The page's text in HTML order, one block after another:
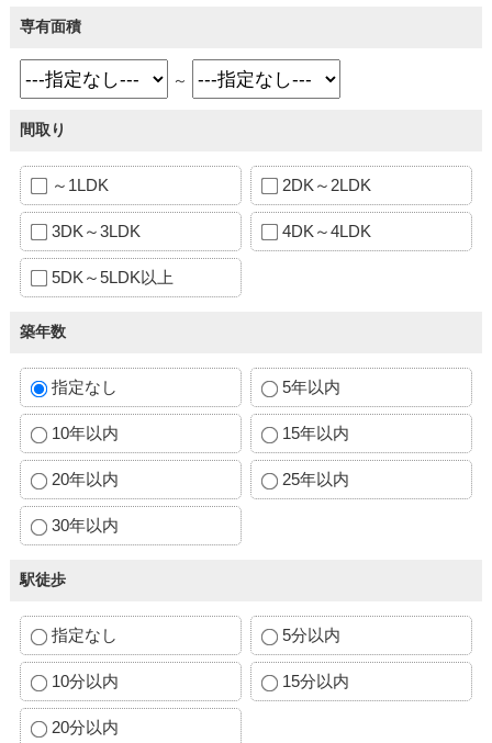
専有面積
～
間取り
～1LDK 2DK～2LDK
3DK～3LDK 4DK～4LDK
5DK～5LDK以上
築年数
指定なし 5年以内
10年以内 15年以内
20年以内 25年以内
30年以内
駅徒歩
指定なし 5分以内
10分以内 15分以内
20分以内